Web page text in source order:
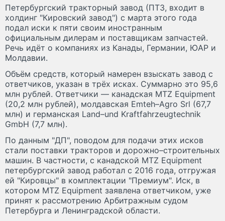
Петербургский тракторный завод (ПТЗ, входит в
холдинг "Кировский завод") с марта этого года
подал иски к пяти своим иностранным
официальным дилерам и поставщикам запчастей.
Речь идёт о компаниях из Канады, Германии, ЮАР и
Молдавии.
Объём средств, который намерен взыскать завод с
ответчиков, указан в трёх исках. Суммарно это 95,6
млн рублей. Ответчики — канадская MTZ Equipment
(20,2 млн рублей), молдавская Emteh–Agro Srl (67,7
млн) и германская Land–und Kraftfahrzeugtechnik
GmbH (7,7 млн).
По данным "ДП", поводом для подачи этих исков
стали поставки тракторов и дорожно–строительных
машин. В частности, с канадской MTZ Equipment
петербургский завод работал с 2016 года, отгружая
ей "Кировцы" в комплектации "Премиум". Иск, в
котором MTZ Equipment заявлена ответчиком, уже
принят к рассмотрению Арбитражным судом
Петербурга и Ленинградской области.